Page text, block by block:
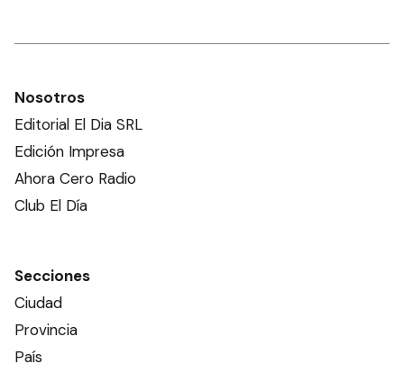
Nosotros
Editorial El Dia SRL
Edición Impresa
Ahora Cero Radio
Club El Día
Secciones
Ciudad
Provincia
País